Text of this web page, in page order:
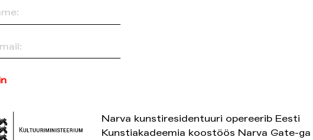
Narva kunstiresidentuuri opereerib Eesti
Kunstiakadeemia koostöös Narva Gate-ga